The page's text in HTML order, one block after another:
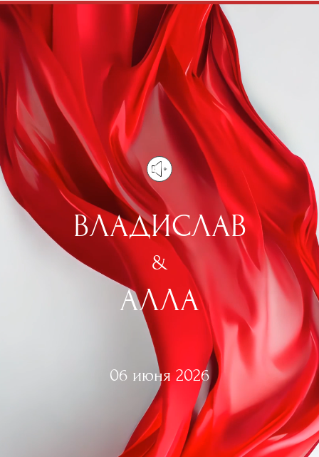
ВЛАДИСЛАВ
АЛЛА
06 июня 2026
&